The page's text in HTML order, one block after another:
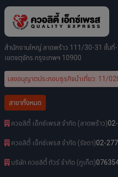
สำนักงานใหญ่ ลาดพร้าว 111/30-31 ชั้นที่
เขตจตุจักร กรุงเทพฯ 10900
เลขอนุญาตประกอบธุรกิจนำเที่ยว: 11/
สาขาทั้งหมด
ควอลิตี้ เอ็กซ์เพรส จำกัด (ลาดพร้าว)
ควอลิตี้ เอ็กซ์เพรส จำกัด (รัชดา)02-
บริษัท ควอลิตี้ ทัวร์ จำกัด (ภูเก็ต)